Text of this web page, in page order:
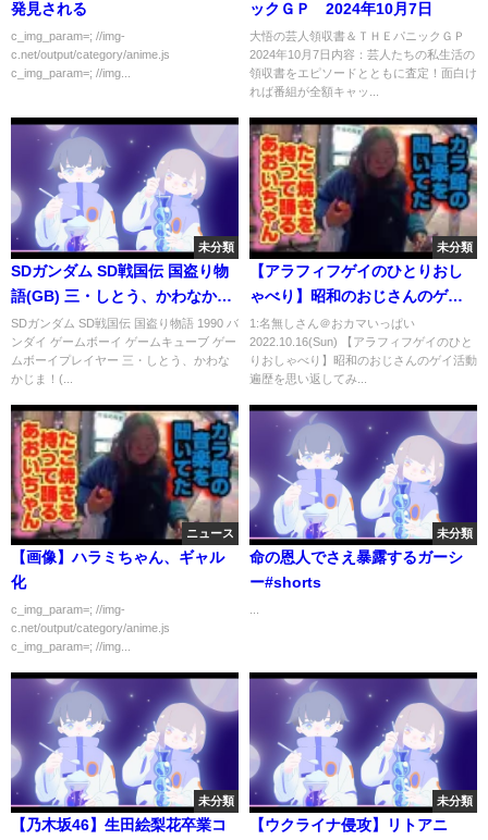
発見される
c_img_param=; //img-
c.net/output/category/anime.js
c_img_param=; //img...
ックＧＰ 2024年10月7日
大悟の芸人領収書＆ＴＨＥパニックＧＰ
2024年10月7日内容：芸人たちの私生活の
領収書をエピソードとともに査定！面白け
れば番組が全額キャッ...
未分類
SDガンダム SD戦国伝 国盗り物
語(GB) 三・しとう、かわなかじ
ま！(しなりお せんたく)［頑駄
無軍］
SDガンダム SD戦国伝 国盗り物語 1990 バ
ンダイ ゲームボーイ ゲームキューブ ゲー
ムボーイプレイヤー 三・しとう、かわな
かじま！(...
未分類
【アラフィフゲイのひとりおし
ゃべり】昭和のおじさんのゲイ
活動遍歴を思い返してみる。
1:名無しさん＠おカマいっぱい
2022.10.16(Sun) 【アラフィフゲイのひと
りおしゃべり】昭和のおじさんのゲイ活動
遍歴を思い返してみ...
ニュース
【画像】ハラミちゃん、ギャル
化
c_img_param=; //img-
c.net/output/category/anime.js
c_img_param=; //img...
未分類
命の恩人でさえ暴露するガーシ
ー#shorts
未分類
【乃木坂46】生田絵梨花卒業コ
未分類
【ウクライナ侵攻】リトアニ